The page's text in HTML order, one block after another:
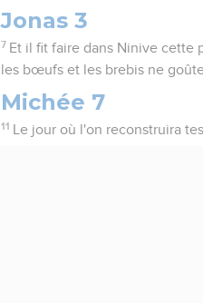
Jonas 3
7 Et il fit faire dans Ninive cette
les bœufs et les brebis ne
Michée 7
11 Le jour où l'on reconstruira